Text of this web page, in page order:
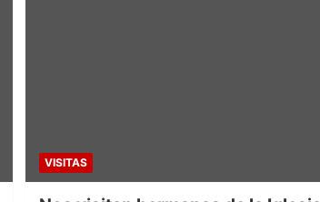
VISITAS